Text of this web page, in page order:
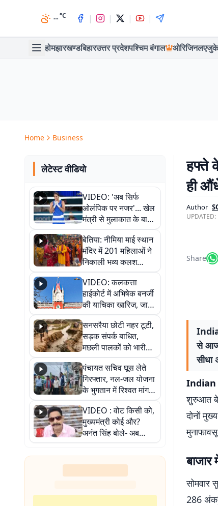
--°C | | | |
होमझारखण्डबिहारउत्तर प्रदेशपश्चिम बंगाल ओरिजिनल
Home Business
लेटेस्ट वीडियो
VIDEO: 'अब सिर्फ
ओलंपिक पर नजर'... खेल
मंत्री से मुलाकात के बाद
जैसमीन लंबोरिया का बड़ा
बयान
बेतिया: नीमिया माई स्थान
मंदिर में 201 महिलाओं ने
निकाली भव्य कलश
शोभायात्रा, शिवलिंग
प्राण-प्रतिष्ठा महोत्सव
शुरू
VIDEO: कलकत्ता
हाईकोर्ट में अभिषेक बनर्जी
की याचिका खारिज, जानें
क्या है पूरा मामला
सनसरैया छोटी नहर टूटी,
सड़क संपर्क बाधित,
मछली पालकों को भारी
नुकसान
पंचायत सचिव घूस लेते
गिरफ्तार, नल-जल योजना
के भुगतान में रिश्वत मांगना
पड़ा भारी
VIDEO : वोट किसी को,
मुख्यमंत्री कोई और?
अनंत सिंह बोले- अब
जनता हर चुनाव में देगी
जवाब
हफ्ते
ही
Author
UPDATED:
Share
से आज
सीधा
Indian
शुरुआत
दोनों
सोमवार
286